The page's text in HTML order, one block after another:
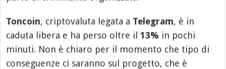
Toncoin, criptovaluta legata a Telegram, è in
caduta libera e ha perso oltre il13% in pochi
minuti. Non è chiaro per il momento che tipo di
conseguenze ci saranno sul progetto, che è